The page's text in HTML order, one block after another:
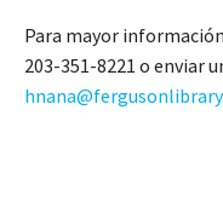
Para mayor
203-351-8221 o enviar